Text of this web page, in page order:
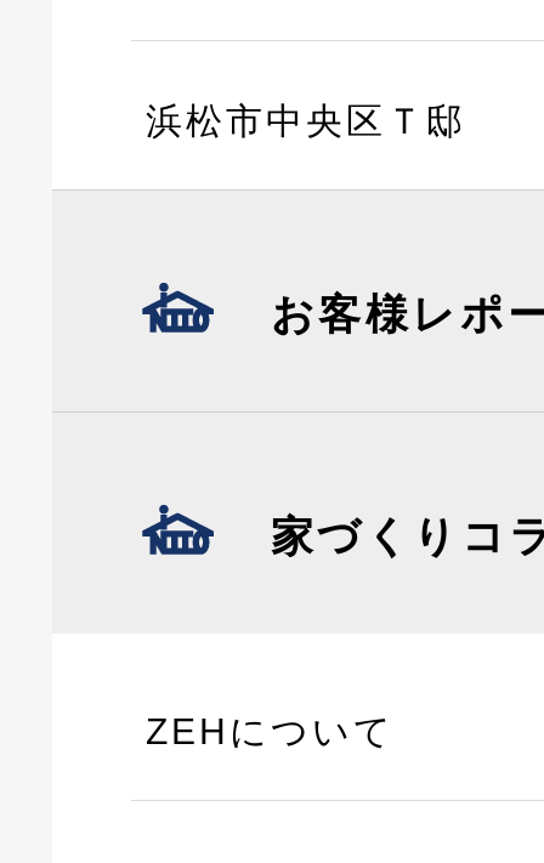
浜松市中央区Ｔ邸
お客様レポ
家づくりコ
ZEHについて